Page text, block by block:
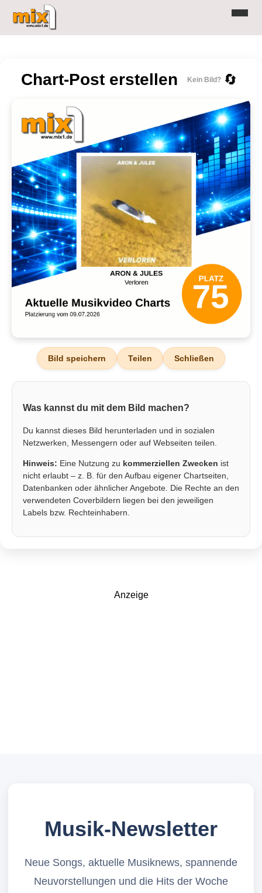
Chart-Post erstellen Kein Bild? 🔄
Bild speichern Teilen Schließen
Was kannst du mit dem Bild machen?
Du kannst dieses Bild herunterladen und in sozialen
Netzwerken, Messengern oder auf Webseiten teilen.
Hinweis: Eine Nutzung zu kommerziellen Zwecken ist
nicht erlaubt – z. B. für den Aufbau eigener Chartseiten,
Datenbanken oder ähnlicher Angebote. Die Rechte an den
verwendeten Coverbildern liegen bei den jeweiligen
Labels bzw. Rechteinhabern.
Anzeige
Musik-Newsletter
Neue Songs, aktuelle Musiknews, spannende
Neuvorstellungen und die Hits der Woche